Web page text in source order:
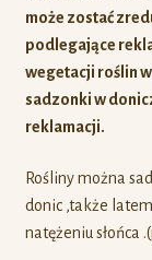
może zostać
podlegające
wegetacji roślin
sadzonki w
reklamacji.
Rośliny można
donic ,także
natężeniu słońca